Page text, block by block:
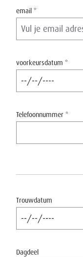
email *
voorkeursdatum *
Telefoonnummer *
Trouwdatum
Dagdeel